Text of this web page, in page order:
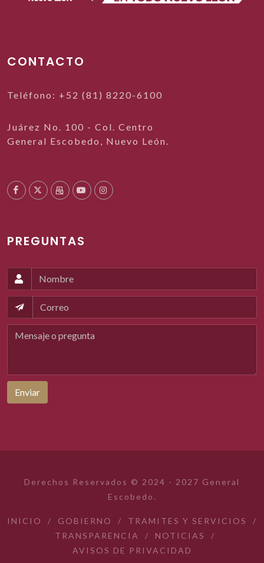
CONTACTO
Teléfono: +52 (81) 8220-6100
Juárez No. 100 - Col. Centro
General Escobedo, Nuevo León.
PREGUNTAS
Enviar
Derechos Reservados © 2024 - 2027 General
Escobedo.
INICIO / GOBIERNO / TRAMITES Y SERVICIOS
/
TRANSPARENCIA
/ NOTICIAS
/
AVISOS DE PRIVACIDAD